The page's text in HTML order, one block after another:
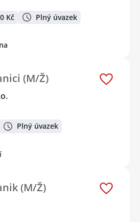
Kč Plný úvazek
(M/Ž)
Plný úvazek
(M/Ž)